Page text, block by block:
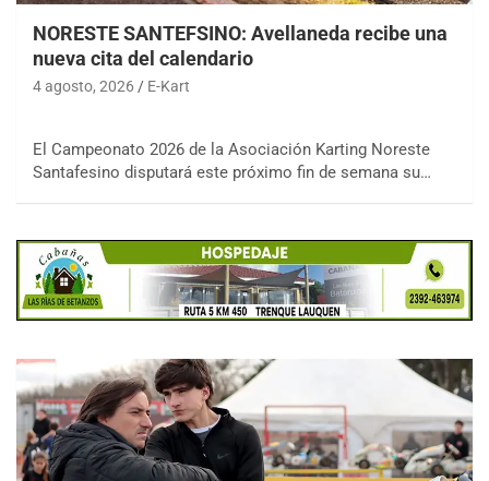
NORESTE SANTEFSINO: Avellaneda recibe una
nueva cita del calendario
4 agosto, 2026 E-Kart
El Campeonato 2026 de la Asociación Karting Noreste
Santafesino disputará este próximo fin de semana su…